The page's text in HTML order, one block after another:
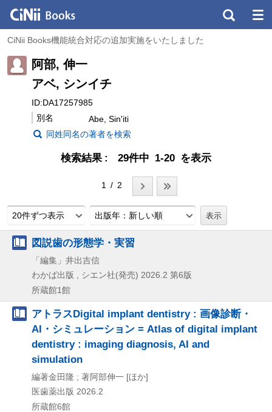
CiNii Books機能統合対応の追加実施をいたしました
阿部, 伸一
アベ, シンイチ
ID:DA17257985
別名
Abe, Sin'iti
同姓同名の著者を検索
検索結果 29件中 1-20 を表示
1 / 2
20件ずつ表示 出版年：新しい順
図説歯の形態学・実習
「編集」井出吉信
わかば出版 , シエン社(発売) 2026.2 第6版
所蔵館1館
アトラスDigital implant dentistry : 画像診断・
AI・シミュレーション = Atlas of digital implant
dentistry : imaging diagnosis, AI and
simulation
編著金田隆 ; 著阿部伸一 [ほか]
医歯薬出版 2026.2
所蔵館6館